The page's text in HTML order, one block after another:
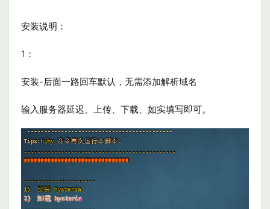
安装说明：
1：
安装-后面一路回车默认，无需添加解析域名
输入服务器延迟、上传、下载、如实填写即可。